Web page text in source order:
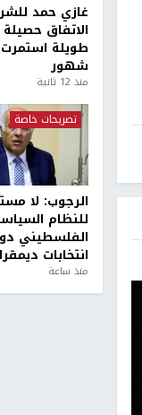
غازي حمد
الاتفاق
طويلة
شهور
منذ 12 ثانية
تصريحات خاصة
الرجوب: لا
للنظام
الفلسطيني
انتخابات
منذ ساعة